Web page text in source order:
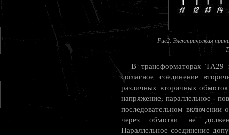
Рис2. Электрическая
В трансформаторах ТA29
согласное соединение
различных вторичных
напряжение, параллельное -
последовательном
через обмотки не
Параллельное соединение